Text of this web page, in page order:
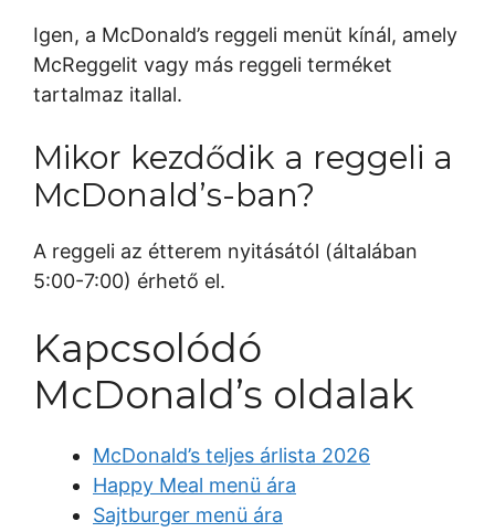
Igen, a McDonald’s reggeli menüt kínál, amely
McReggelit vagy más reggeli terméket
tartalmaz itallal.
Mikor kezdődik a reggeli a
McDonald’s-ban?
A reggeli az étterem nyitásától (általában
5:00-7:00) érhető el.
Kapcsolódó
McDonald’s oldalak
McDonald’s teljes árlista 2026
Happy Meal menü ára
Sajtburger menü ára